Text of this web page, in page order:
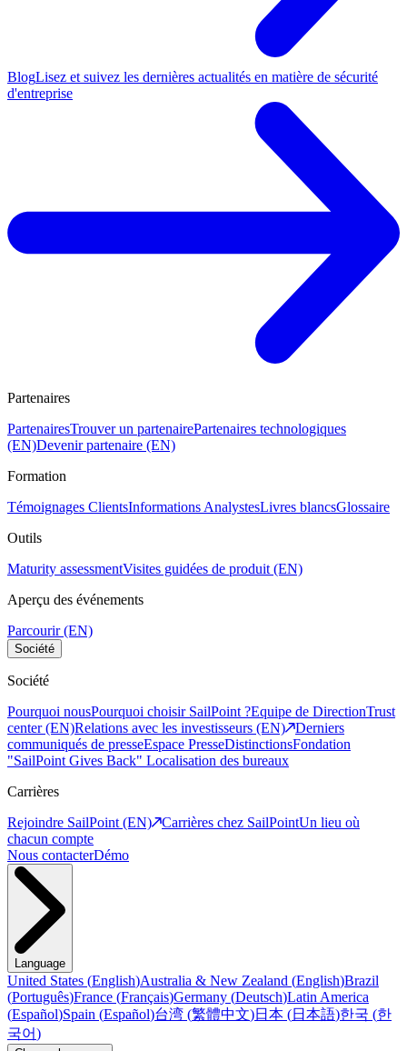
BlogLisez et suivez les dernières actualités en matière de sécurité
d'entreprise
Partenaires
PartenairesTrouver un partenairePartenaires technologiques
(EN)Devenir partenaire (EN)
Formation
Témoignages ClientsInformations AnalystesLivres blancsGlossaire
Outils
Maturity assessmentVisites guidées de produit (EN)
Aperçu des événements
Parcourir (EN)
Société
Société
Pourquoi nousPourquoi choisir SailPoint ?Equipe de DirectionTrust
center (EN)Relations avec les investisseurs (EN)
Derniers
communiqués de presseEspace PresseDistinctionsFondation
"SailPoint Gives Back" Localisation des bureaux
Carrières
Rejoindre SailPoint (EN)
Carrières chez SailPointUn lieu où
chacun compte
Nous contacterDémo
Language
United States (English)Australia & New Zealand (English)Brazil
(Português)France (Français)Germany (Deutsch)Latin America
(Español)Spain (Español)台湾 (繁體中文)日本 (日本語)한국 (한
국어)